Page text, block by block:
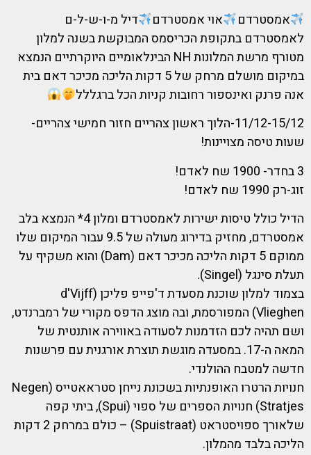
אמסטרדם אוי אמסטרדם
דיל מ-ו-ש-ל-ם
לאמסטרדם בתקופת הכריסמס המבוקשת בשנה למלון
מטורף מרשת המלונות NH הבינלאומיים היוקרתיים הנמצא
במיקום מושלם מרחק של 5 דקות הליכה מכיכר דאם בית
אנה פרנק ואינספור רחובות קניות הכל ברגללל
11/12-15/12-הלוך ראשון צהריים חזור חמישי צהריים-
שעות טיסה מצויינות!
3 בחדר- 1900 שח לאדם!
זוג-רק 1990 שח לאדם!
הדיל כולל טיסות ישירות לאמסטרדם ומלון 4* הנמצא בלב
אמסטרדם, מחזיק בדירוג מעולה של 9.5 עבור המיקום שלו
ממוקם 5 דקות הליכה מכיכר דאם (Dam) והוא משקיף על
תעלת סינגל (Singel).
בצמוד למלון שוכנת מסעדת ד'פייפ פליכן (d'Vijff
Vlieghen) המפורסמת, ובה מוצג הדפס מקורי של רמברנדט,
ושם תהיה לכם הזדמנות לסעודה באווירה אותנטית של
המאה ה-17. במסעדה מוגשת תוצרת אורגנית עם פרשנות
חדשה למטבח ההולנדי.
חנויות הרטרו האופנתיות בשכונת נייחן סטראאטייס (Negen
Stratjes) חנויות הספרים של ספוי (Spui), ביתי קפה
שלאורך ספויסטראט (Spuistraat) – כולם במרחק 2 דקות
הליכה בלבד מהמלון.